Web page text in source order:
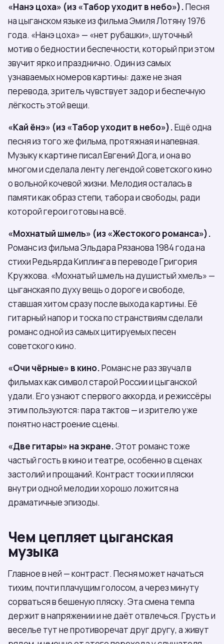
«Нанэ цоха» (из «Табор уходит в небо»).Песня
на цыганском языке из фильма Эмиля Лотяну 1976
года. «Нанэ цоха» — «нет рубашки», шуточный
мотив о бедности и беспечности, который при этом
звучит ярко и празднично. Один из самых
узнаваемых номеров картины: даже не зная
перевода, зритель чувствует задор и беспечную
лёгкость этой вещи.
«Кай ёнэ» (из «Табор уходит в небо»).Ещё одна
песня из того же фильма, протяжная и напевная.
Музыку к картине писал Евгений Дога, и она во
многом и сделала ленту легендой советского кино
о вольной кочевой жизни. Мелодия осталась в
памяти как образ степи, табора и свободы, ради
которой герои готовы на всё.
«Мохнатый шмель» (из «Жестокого романса»).
Романс из фильма Эльдара Рязанова 1984 года на
стихи Редьярда Киплинга в переводе Григория
Кружкова. «Мохнатый шмель на душистый хмель» —
цыганская по духу вещь о дороге и свободе,
ставшая хитом сразу после выхода картины. Её
гитарный напор и тоска по странствиям сделали
романс одной из самых цитируемых песен
советского кино.
«Очи чёрные» в кино.Романс не раз звучал в
фильмах как символ старой России и цыганской
удали. Его узнают с первого аккорда, и режиссёры
этим пользуются: пара тактов — и зрителю уже
понятно настроение сцены.
«Две гитары» на экране.Этот романс тоже
частый гость в кино и театре, особенно в сценах
застолий и прощаний. Контраст тоски и пляски
внутри одной мелодии хорошо ложится на
драматичные эпизоды.
Чем цепляет цыганская
музыка
Главное в ней — контраст. Песня может начаться
тихим, почти плачущим голосом, а через минуту
сорваться в бешеную пляску. Эта смена темпа
держит в напряжении и не даёт отвлечься. Грусть и
веселье тут не противоречат друг другу, а живут